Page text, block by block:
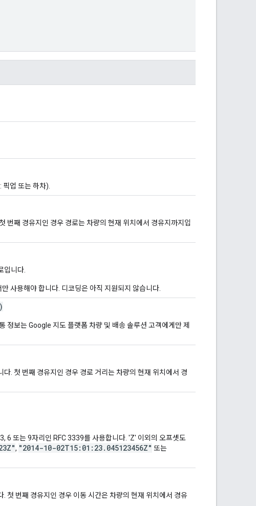
업 또는 하차).
번째 경유지인 경우 경로는 차량의 현재 위치에서 경유지까지입
입니다.
사용해야 합니다. 디코딩은 아직 지원되지 않습니다.
)
정보는 Google 지도 플랫폼 차량 및 배송 솔루션 고객에게만 제
. 첫 번째 경유지인 경우 경로 거리는 차량의 현재 위치에서 경
6 또는 9자리인 RFC 3339를 사용합니다. 'Z' 이외의 오프셋도
, "2014-10-02T15:01:23.045123456Z" 또는
첫 번째 경유지인 경우 이동 시간은 차량의 현재 위치에서 경유